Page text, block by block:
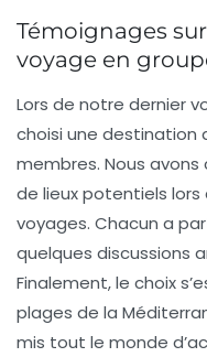
Témoignages
voyage en
Lors de notre dernier
choisi une destination
membres. Nous
de lieux potentiels lors
voyages. Chacun a
quelques discussions
Finalement, le choix
plages de la
mis tout le monde